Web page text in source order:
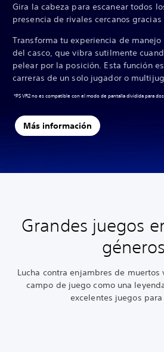
Gira la cabeza para escanear todos
presencia de rivales cercanos gracias
Transforma tu experiencia de
del casco, que vibra sutilmente
pelear por la posición. Esta función
carreras de un solo jugador o
*PS VR2 no es compatible con el modo de pantalla dividida para
Más información
Grandes juegos
géneros
Lucha contra enjambres de
campo de juego como una
excelentes juegos para